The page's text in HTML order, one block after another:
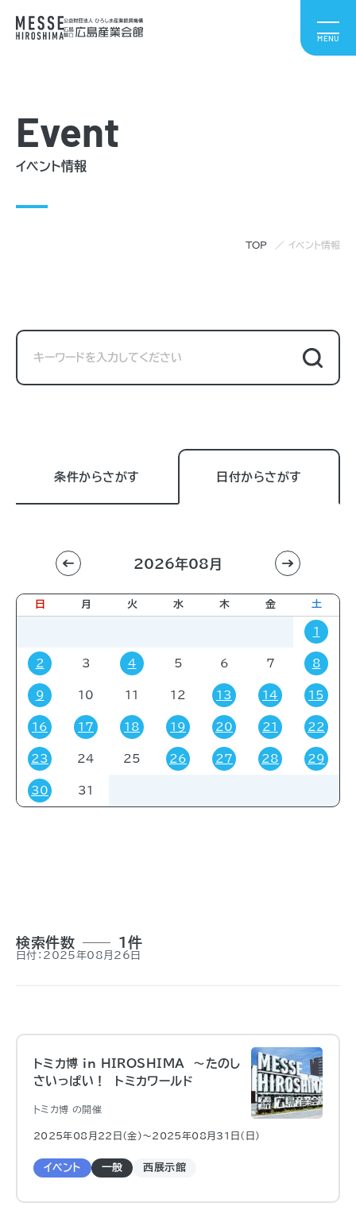
Event
イベント情報
TOP イベント情報
条件からさがす 日付からさがす
利用目的
すべて 進学相談会 講習会
販売会 展示会 イベント コミック・ゲーム
その他
対象者
すべて
2026年08月
日 月 火 水 木 金 土
1
2 3 4 5 6 7 8
9 10 11 12 13 14 15
16 17 18 19 20 21 22
23 24 25 26 27 28 29
30 31
検索件数 1件
日付：2025年08月26日
トミカ博 in HIROSHIMA ～たのし
さいっぱい！ トミカワールド
トミカ博 の開催
2025年08月22日（金)〜2025年08月31日（日)
イベント 一般 西展示館